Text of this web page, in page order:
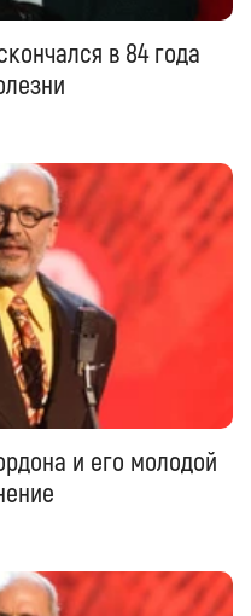
в 84 года
и его молодой